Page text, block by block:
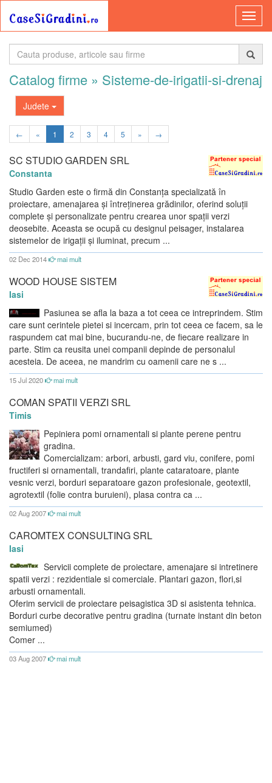
Catalog firme » Sisteme-de-irigatii-si-drenaj
Judete
← « 1 2 3 4 5 » →
SC STUDIO GARDEN SRL
Constanta
Studio Garden este o firmă din Constanța specializată în
proiectare, amenajarea și întreținerea grădinilor, oferind soluții
complete și personalizate pentru crearea unor spații verzi
deosebite. Aceasta se ocupă cu designul peisager, instalarea
sistemelor de irigații și iluminat, precum ...
02 Dec 2014 mai mult
WOOD HOUSE SISTEM
Iasi
Pasiunea se afla la baza a tot ceea ce intreprindem. Stim
care sunt cerintele pietei si incercam, prin tot ceea ce facem, sa le
raspundem cat mai bine, bucurandu-ne, de fiecare realizare in
parte. Stim ca reusita unei companii depinde de personalul
acesteia. De aceea, ne mandrim cu oamenii care ne s ...
15 Jul 2020 mai mult
COMAN SPATII VERZI SRL
Timis
Pepiniera pomi ornamentali si plante perene pentru
gradina.
Comercializam: arbori, arbusti, gard viu, conifere, pomi
fructiferi si ornamentali, trandafiri, plante cataratoare, plante
vesnic verzi, borduri separatoare gazon profesionale, geotextil,
agrotextil (folie contra buruieni), plasa contra ca ...
02 Aug 2007 mai mult
CAROMTEX CONSULTING SRL
Iasi
Servicii complete de proiectare, amenajare si intretinere
spatii verzi : rezidentiale si comerciale. Plantari gazon, flori,si
arbusti ornamentali.
Oferim servicii de proiectare peisagistica 3D si asistenta tehnica.
Borduri curbe decorative pentru gradina (turnate instant din beton
semiumed)
Comer ...
03 Aug 2007 mai mult